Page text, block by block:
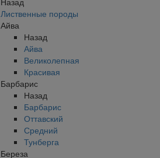
Лиственные породы
Айва
Назад
Айва
Великолепная
Красивая
Барбарис
Назад
Барбарис
Оттавский
Средний
Тунберга
Береза